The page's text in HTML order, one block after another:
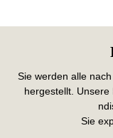
Sie werden alle
hergestellt.
Sie